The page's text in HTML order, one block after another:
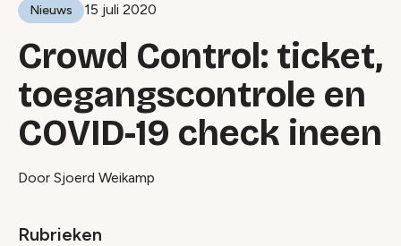
Nieuws 15 juli 2020
Crowd Control: ticket,
toegangscontrole en
COVID-19 check ineen
Door Sjoerd Weikamp
Rubrieken